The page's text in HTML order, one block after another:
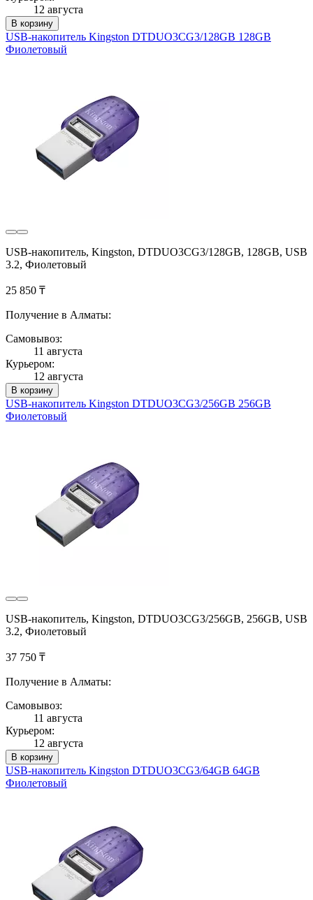
12 августа
В корзину
USB-накопитель Kingston DTDUO3CG3/128GB 128GB
Фиолетовый
USB-накопитель, Kingston, DTDUO3CG3/128GB, 128GB, USB
3.2, Фиолетовый
25 850 ₸
Получение в Алматы:
Самовывоз:
11 августа
Курьером:
12 августа
В корзину
USB-накопитель Kingston DTDUO3CG3/256GB 256GB
Фиолетовый
USB-накопитель, Kingston, DTDUO3CG3/256GB, 256GB, USB
3.2, Фиолетовый
37 750 ₸
Получение в Алматы:
Самовывоз:
11 августа
Курьером:
12 августа
В корзину
USB-накопитель Kingston DTDUO3CG3/64GB 64GB
Фиолетовый